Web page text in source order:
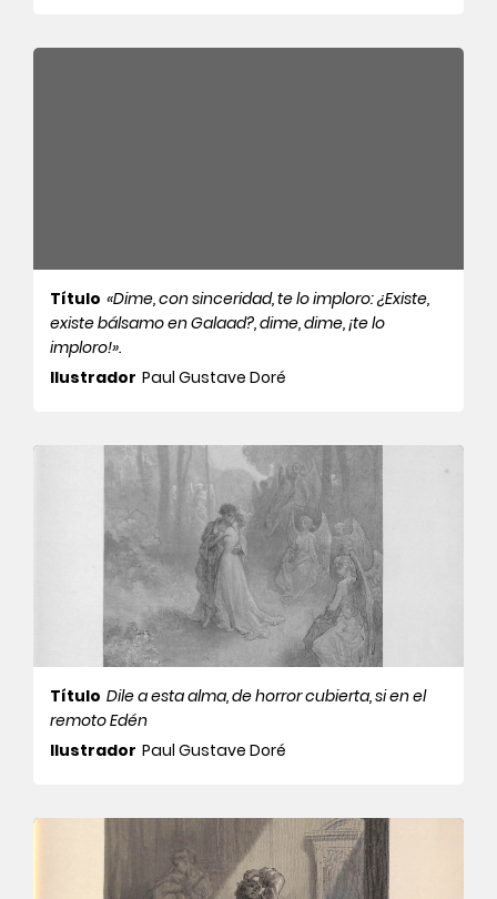
Título «Dime, con sinceridad, te lo imploro: ¿Existe,
existe bálsamo en Galaad?, dime, dime, ¡te lo
imploro!».
Ilustrador Paul Gustave Doré
Título Dile a esta alma, de horror cubierta, si en el
remoto Edén
Ilustrador Paul Gustave Doré